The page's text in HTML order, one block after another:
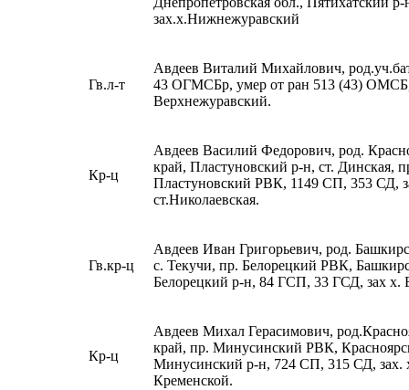
зах.х.Нижнежуравский
Гв.л-т
Авдеев Виталий Михайлович,
43 ОГМСБр, умер от ран 513 (43) ОМСБ,
Верхнежуравский.
Кр-ц
Авдеев Василий Федорович, род.
край, Пластуновский р-н, ст. Динская,
Пластуновский РВК, 1149 СП, 353 СД,
ст.Николаевская.
Гв.кр-ц
Авдеев Иван Григорьевич, род.
с. Текучи, пр. Белорецкий РВК,
Белорецкий р-н, 84 ГСП, 33 ГСД, зах х.
Кр-ц
Авдеев Михал Герасимович,
край, пр. Минусинский РВК,
Минусинский р-н, 724 СП, 315 СД, зах.
Кременской.